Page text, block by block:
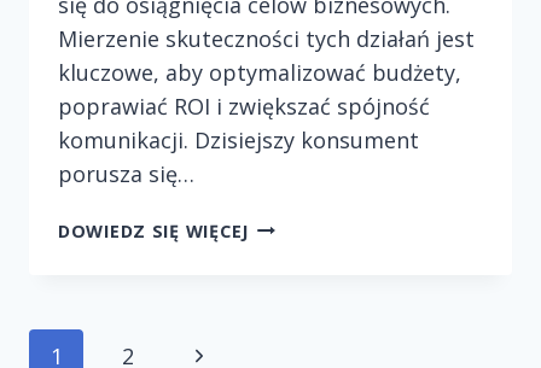
Mierzenie skuteczności tych działań jest
kluczowe, aby optymalizować budżety,
poprawiać ROI i zwiększać spójność
komunikacji. Dzisiejszy konsument
porusza się…
DOWIEDZ SIĘ WIĘCEJJAK
1 2 Następna